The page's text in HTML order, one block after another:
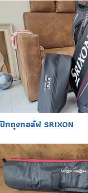
ปักถุงกอล์ฟ SRIXON